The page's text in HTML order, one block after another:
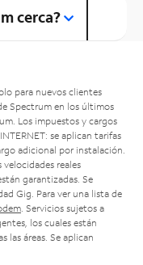
cerca?
para nuevos clientes
Spectrum en los últimos
Los impuestos y cargos
se aplican tarifas
adicional por instalación.
velocidades reales
garantizadas. Se
Gig. Para ver una lista de
. Servicios sujetos a
los cuales están
las áreas. Se aplican